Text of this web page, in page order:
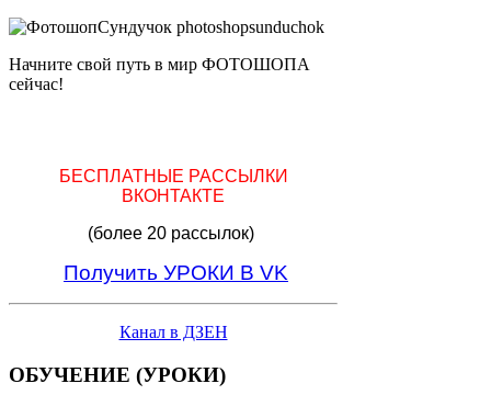
Начните свой путь в мир ФОТОШОПА
сейчас!
БЕСПЛАТНЫЕ РАССЫЛКИ
ВКОНТАКТЕ
(более 20 рассылок)
Получить УРОКИ В VK
Канал в ДЗЕН
ОБУЧЕНИЕ (УРОКИ)